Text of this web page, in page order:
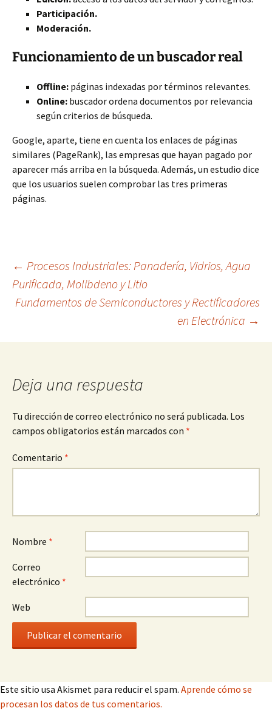
Participación.
Moderación.
Funcionamiento de un buscador real
Offline: páginas indexadas por términos relevantes.
Online: buscador ordena documentos por relevancia
según criterios de búsqueda.
Google, aparte, tiene en cuenta los enlaces de páginas
similares (PageRank), las empresas que hayan pagado por
aparecer más arriba en la búsqueda. Además, un estudio dice
que los usuarios suelen comprobar las tres primeras
páginas.
Navegación
de
entradas
← Procesos Industriales: Panadería, Vidrios, Agua
Purificada, Molibdeno y Litio
Fundamentos de Semiconductores y Rectificadores
en Electrónica →
Deja una respuesta
Tu dirección de correo electrónico no será publicada. Los
campos obligatorios están marcados con *
Comentario *
Nombre *
Correo
electrónico *
Web
Este sitio usa Akismet para reducir el spam. Aprende cómo se
procesan los datos de tus comentarios.